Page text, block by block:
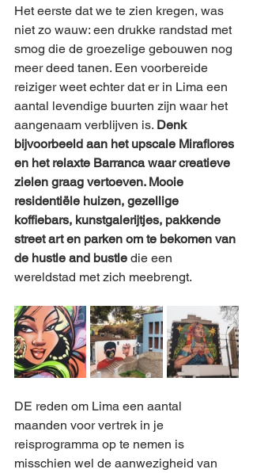
Het eerste dat we te zien kregen, was
niet zo wauw: een drukke randstad met
smog die de groezelige gebouwen nog
meer deed tanen. Een voorbereide
reiziger weet echter dat er in Lima een
aantal levendige buurten zijn waar het
aangenaam verblijven is. Denk
bijvoorbeeld aan het upscale Miraflores
en het relaxte Barranca waar creatieve
zielen graag vertoeven. Mooie
residentiële huizen, gezellige
koffiebars, kunstgalerijtjes, pakkende
street art en parken om te bekomen van
de hustle and bustle die een
wereldstad met zich meebrengt.
DE reden om Lima een aantal
maanden voor vertrek in je
reisprogramma op te nemen is
misschien wel de aanwezigheid van